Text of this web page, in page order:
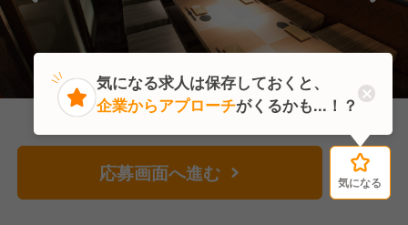
応募画面へ進む 気になる
気になる
気になる求人は保存しておくと、
企業からアプローチがくるかも...！？